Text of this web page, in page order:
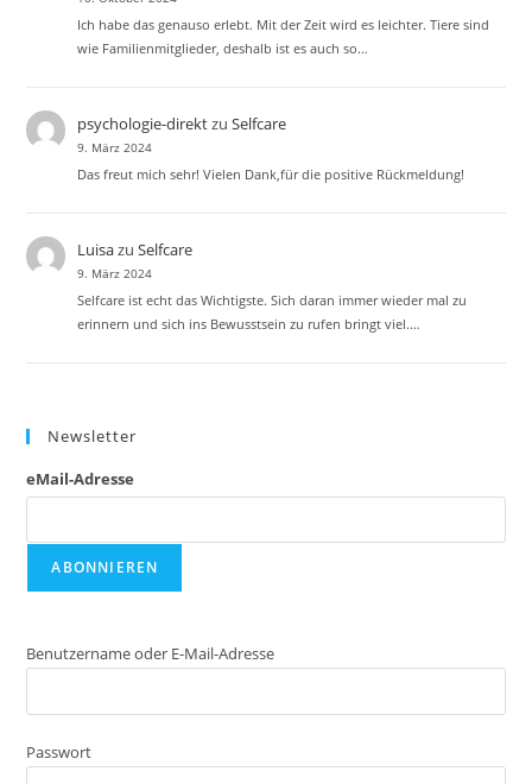
Ich habe das genauso erlebt. Mit der Zeit wird es leichter. Tiere sind
wie Familienmitglieder, deshalb ist es auch so…
psychologie-direktzu Selfcare
9. März 2024
Das freut mich sehr! Vielen Dank,für die positive Rückmeldung!
Luisazu Selfcare
9. März 2024
Selfcare ist echt das Wichtigste. Sich daran immer wieder mal zu
erinnern und sich ins Bewusstsein zu rufen bringt viel.…
Newsletter
eMail-Adresse
Benutzername oder E-Mail-Adresse
Passwort